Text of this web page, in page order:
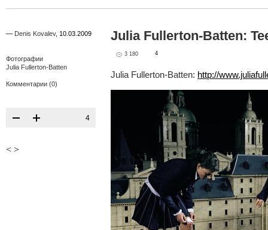
— Denis Kovalev, 10.03.2009
Фотографии
Julia Fullerton-Batten
Комментарии (0)
4
< >
Julia Fullerton-Batten:
3 180 4
Julia Fullerton-Batten: http://